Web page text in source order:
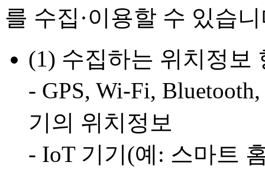
를 수집·이용할 수 있습
(1) 수집하는 위치정보
- GPS, Wi-Fi,
기의 위치정보
- IoT 기기(예: 스마트